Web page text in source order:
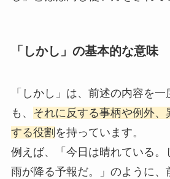
「しかし」の基本的な意味
「しかし」は、前述の内容を
も、 それに反する事柄や例外、
する役割 を持っています。
例えば、「今日は晴れている。
雨が降る予報だ。」のように、